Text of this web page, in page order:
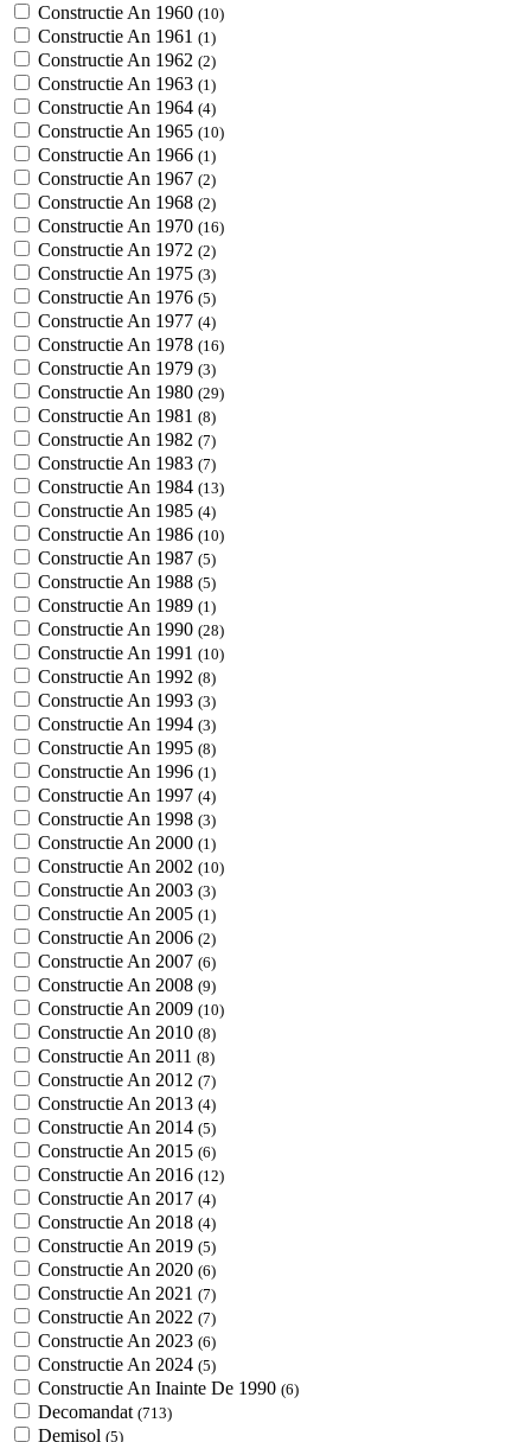
Constructie An 1960 (10)
Constructie An 1961 (1)
Constructie An 1962 (2)
Constructie An 1963 (1)
Constructie An 1964 (4)
Constructie An 1965 (10)
Constructie An 1966 (1)
Constructie An 1967 (2)
Constructie An 1968 (2)
Constructie An 1970 (16)
Constructie An 1972 (2)
Constructie An 1975 (3)
Constructie An 1976 (5)
Constructie An 1977 (4)
Constructie An 1978 (16)
Constructie An 1979 (3)
Constructie An 1980 (29)
Constructie An 1981 (8)
Constructie An 1982 (7)
Constructie An 1983 (7)
Constructie An 1984 (13)
Constructie An 1985 (4)
Constructie An 1986 (10)
Constructie An 1987 (5)
Constructie An 1988 (5)
Constructie An 1989 (1)
Constructie An 1990 (28)
Constructie An 1991 (10)
Constructie An 1992 (8)
Constructie An 1993 (3)
Constructie An 1994 (3)
Constructie An 1995 (8)
Constructie An 1996 (1)
Constructie An 1997 (4)
Constructie An 1998 (3)
Constructie An 2000 (1)
Constructie An 2002 (10)
Constructie An 2003 (3)
Constructie An 2005 (1)
Constructie An 2006 (2)
Constructie An 2007 (6)
Constructie An 2008 (9)
Constructie An 2009 (10)
Constructie An 2010 (8)
Constructie An 2011 (8)
Constructie An 2012 (7)
Constructie An 2013 (4)
Constructie An 2014 (5)
Constructie An 2015 (6)
Constructie An 2016 (12)
Constructie An 2017 (4)
Constructie An 2018 (4)
Constructie An 2019 (5)
Constructie An 2020 (6)
Constructie An 2021 (7)
Constructie An 2022 (7)
Constructie An 2023 (6)
Constructie An 2024 (5)
Constructie An Inainte De 1990 (6)
Decomandat (713)
Demisol (5)